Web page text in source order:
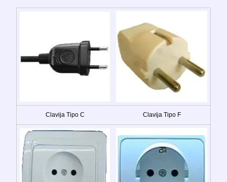
Clavija Tipo C Clavija Tipo F